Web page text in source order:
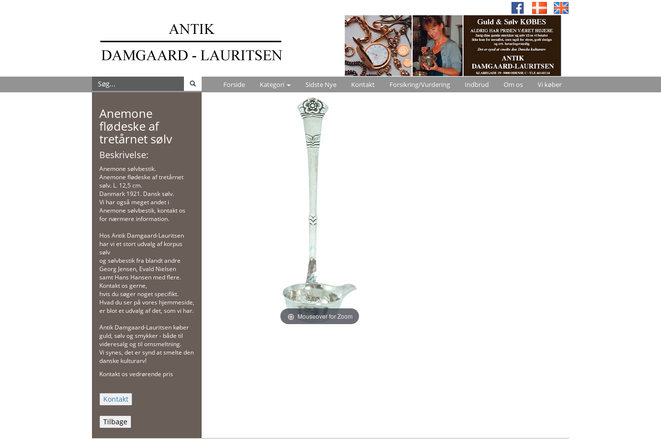
Forside Kategori Sidste Nye Kontakt Forsikring/Vurdering Indbrud Om os Vi køber
Anemone
flødeske af
tretårnet sølv
Beskrivelse:
Anemone sølvbestik.
Anemone flødeske af tretårnet
sølv. L. 12,5 cm.
Danmark 1921. Dansk sølv.
Vi har også meget andet i
Anemone sølvbestik, kontakt os
for nærmere information.
Hos Antik Damgaard-Lauritsen
har vi et stort udvalg af korpus
sølv
og sølvbestik fra blandt andre
Georg Jensen, Evald Nielsen
samt Hans Hansen med flere.
Kontakt os gerne,
hvis du søger noget specifikt.
Hvad du ser på vores hjemmeside,
er blot et udvalg af det, som vi har.
Antik Damgaard-Lauritsen køber
guld, sølv og smykker - både til
videresalg og til omsmeltning.
Vi synes, det er synd at smelte den
danske kulturarv!
Kontakt os vedrørende pris
Tilbage
Mouseover for Zoom